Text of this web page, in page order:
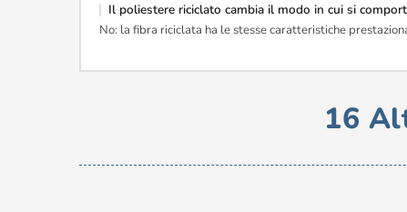
Il poliestere riciclato cambia il modo in cui si
No: la fibra riciclata ha le stesse caratteristiche
16